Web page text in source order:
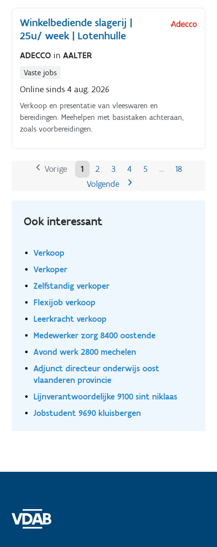
Winkelbediende slagerij |
25u/ week | Lotenhulle
ADECCO in AALTER
Vaste jobs
Online sinds 4 aug. 2026
Verkoop en presentatie van vleeswaren en
bereidingen. Meehelpen met basistaken achteraan,
zoals voorbereidingen.
Vorige 1 2 3 4 5 …
18
Volgende
Ook interessant
Verkoop
Verkoper
Zelfstandig verkoper
Flexijob verkoop
Leerkracht verkoop
Medewerker zorg 8400 oostende
Avond werk 2800 mechelen
Adjunct directeur onderwijs oost
vlaanderen provincie
Lijnverantwoordelijke 9100 sint niklaas
Jobstudent 9690 kluisbergen